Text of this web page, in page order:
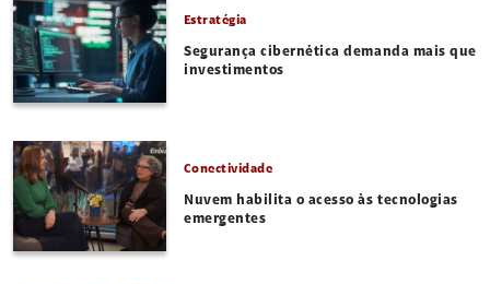
Estratégia
Segurança cibernética demanda mais que
investimentos
Conectividade
Nuvem habilita o acesso às tecnologias
emergentes